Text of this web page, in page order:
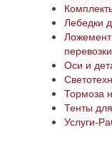
Лебедки
Оси и
Тормоза
Тенты
Услуги-